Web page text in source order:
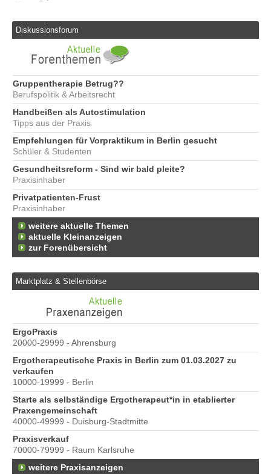
Diskussionsforum
Gruppentherapie Betrug??
Berufspolitik & Arbeitsrecht
Handbeißen als Autostimulation
Tipps aus der Praxis
Empfehlungen für Vorpraktikum in Berlin gesucht
Schüler & Studenten
Gesundheitsreform - Sind wir bald pleite?
Praxisinhaber
Privatpatienten-Frust
Praxisinhaber
weitere aktuelle Themen
aktuelle Kleinanzeigen
zur Forenübersicht
Marktplatz & Stellenbörse
ErgoPraxis
20000-29999 - Ahrensburg
Ergotherapeutische Praxis in Berlin zum 01.03.2027 zu
verkaufen
10000-19999 - Berlin
Starte als selbständige Ergotherapeut*in in etablierter
Praxengemeinschaft
40000-49999 - Duisburg-Stadtmitte
Praxisverkauf
70000-79999 - Raum Karlsruhe
weitere Praxisanzeigen